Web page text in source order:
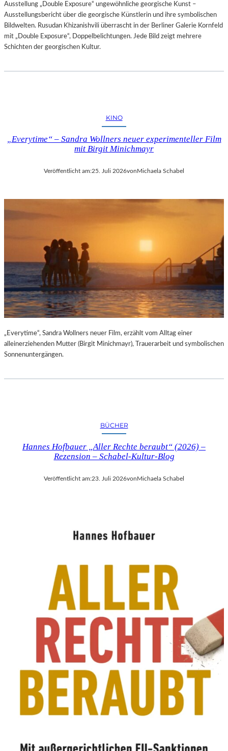
Ausstellung „Double Exposure“ ungewöhnliche georgische Kunst –
Ausstellungsbericht über die georgische Künstlerin und ihre symbolischen
Bildwelten. Rusudan Khizanishvili überrascht in der Berliner Galerie Kornfeld
mit „Double Exposure“, Doppelbelichtungen. Jede Bild zeigt mehrere
Schichten der georgischen Kultur.
KINO
„Everytime“ – Sandra Wollners neuer experimenteller Film
mit Birgit Minichmayr
Veröffentlicht am:25. Juli 2026von Michaela Schabel
„Everytime“, Sandra Wollners neuer Film, erzählt vom Alltag einer
alleinerziehenden Mutter (Birgit Minichmayr), Trauerarbeit und symbolischen
Sonnenuntergängen.
BÜCHER
Hannes Hofbauer „Aller Rechte beraubt“ (2026) –
Rezension – Schabel-Kultur-Blog
Veröffentlicht am:23. Juli 2026vonMichaela Schabel